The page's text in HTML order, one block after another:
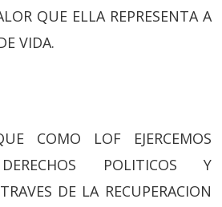
QUE ELLA REPRESENTA A
VIDA.
COMO LOF EJERCEMOS
POLITICOS Y
DE LA RECUPERACION